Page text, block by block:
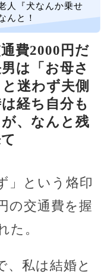
人『犬なんか乗せ
んと！
費2000円だ
は「お母さ
迷わず夫側
経ち自分も
、なんと残
」という烙印
の交通費を握
た。
、私は結婚と